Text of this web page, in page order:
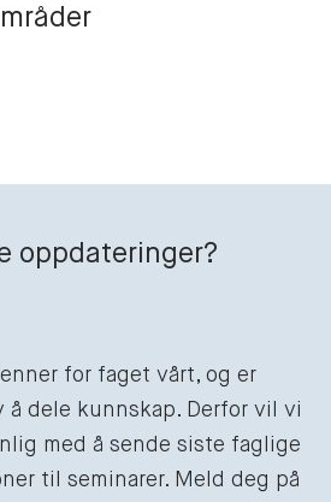
oppdateringer?
for faget vårt, og er
å dele kunnskap. Derfor vil vi
med å sende siste faglige
til seminarer. Meld deg på